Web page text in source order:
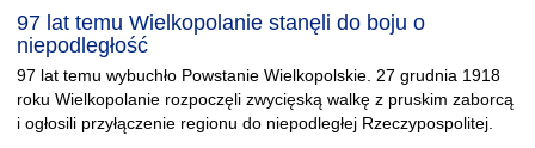
97 lat temu Wielkopolanie stanęli do boju o
niepodległość
97 lat temu wybuchło Powstanie Wielkopolskie. 27 grudnia 1918
roku Wielkopolanie rozpoczęli zwycięską walkę z pruskim zaborcą
i ogłosili przyłączenie regionu do niepodległej Rzeczypospolitej.